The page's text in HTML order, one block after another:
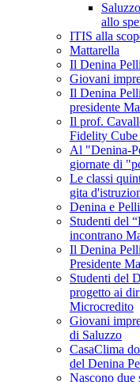
allo
ITIS alla
Mattarella
Il Denina
Giovani
Il Denina
presidente
Il prof.
Fidelity Cube
Al "Denina-
giornate di
Le classi
gita
Denina e
Studenti del
incontrano
Il Denina
Presidente
Studenti del
progetto ai
Microcredito
Giovani
di Saluzzo
CasaClima
del Denina
Nascono due